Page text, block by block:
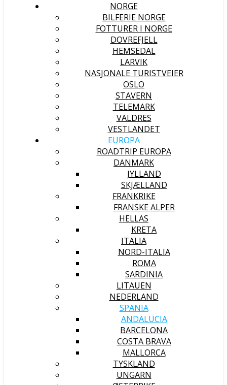
NORGE
BILFERIE NORGE
FOTTURER I NORGE
DOVREFJELL
HEMSEDAL
LARVIK
NASJONALE TURISTVEIER
OSLO
STAVERN
TELEMARK
VALDRES
VESTLANDET
EUROPA
ROADTRIP EUROPA
DANMARK
JYLLAND
SKJÆLLAND
FRANKRIKE
FRANSKE ALPER
HELLAS
KRETA
ITALIA
NORD-ITALIA
ROMA
SARDINIA
LITAUEN
NEDERLAND
SPANIA
ANDALUCIA
BARCELONA
COSTA BRAVA
MALLORCA
TYSKLAND
UNGARN